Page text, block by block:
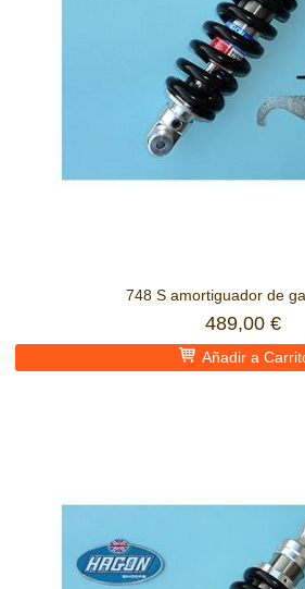
748 S amortiguador de
489,00 €
Añadir a